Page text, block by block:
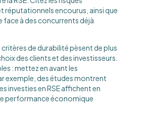
réputationnels encourus, ainsi que
face à des concurrents déjà
critères de durabilité pèsent de plus
des clients et des investisseurs.
: mettez en avant les
exemple, des études montrent
investies en RSE affichent en
performance économique